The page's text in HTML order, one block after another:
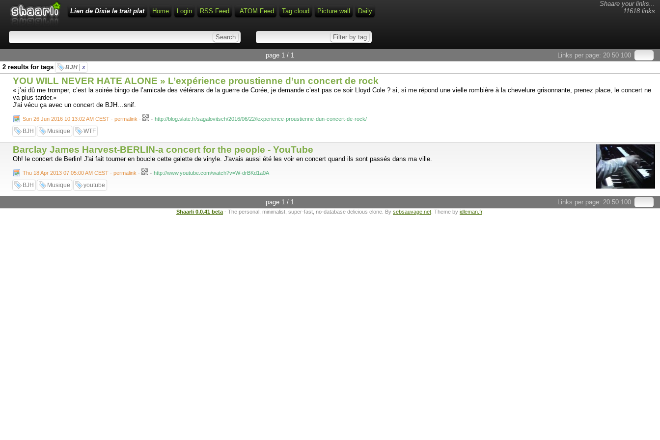
Shaare your links...
11618 links
Lien de Dixie le trait plat Home Login RSS Feed ATOM Feed Tag cloud Picture wall Daily
Links per page: 20 50 100
page 1 / 1
2 results for tags
BJH x
YOU WILL NEVER HATE ALONE » L’expérience proustienne d’un concert de rock
« j’ai dû me tromper, c’est la soirée bingo de l’amicale des vétérans de la guerre de Corée, je demande c’est pas ce soir Lloyd Cole ? si, si me répond une vielle rombière à la chevelure grisonnante, prenez place, le concert ne
va plus tarder.»
J'ai vécu ça avec un concert de BJH…snif.
Sun 26 Jun 2016 10:13:02 AM CEST - permalink - - http://blog.slate.fr/sagalovitsch/2016/06/22/lexperience-proustienne-dun-concert-de-rock/
BJH Musique WTF
Barclay James Harvest-BERLIN-a concert for the people - YouTube
Oh! le concert de Berlin! J'ai fait tourner en boucle cette galette de vinyle. J'avais aussi été les voir en concert quand ils sont passés dans ma ville.
Thu 18 Apr 2013 07:05:00 AM CEST - permalink - - http://www.youtube.com/watch?v=W-drBKd1a0A
BJH Musique youtube
Links per page: 20 50 100
page 1 / 1
Shaarli 0.0.41 beta - The personal, minimalist, super-fast, no-database delicious clone. By sebsauvage.net . Theme by idleman.fr.